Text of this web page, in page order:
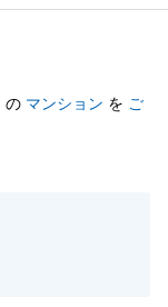
もお声がけくだ
の マンション を ご